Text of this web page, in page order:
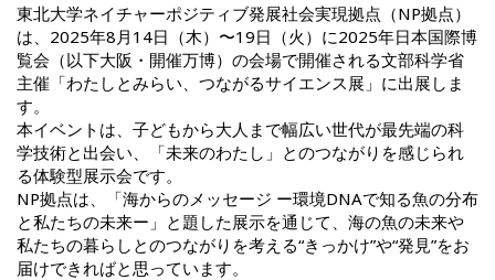
東北大学ネイチャーポジティブ発展社会実現拠点（NP拠点）
は、2025年8月14日（木）〜19日（火）に2025年日本国際博
覧会（以下大阪・開催万博）の会場で開催される文部科学省
主催「わたしとみらい、つながるサイエンス展」に出展しま
す。
本イベントは、子どもから大人まで幅広い世代が最先端の科
学技術と出会い、「未来のわたし」とのつながりを感じられ
る体験型展示会です。
NP拠点は、「海からのメッセージ ー環境DNAで知る魚の分布
と私たちの未来ー」と題した展示を通じて、海の魚の未来や
私たちの暮らしとのつながりを考える“きっかけ”や“発見”をお
届けできればと思っています。